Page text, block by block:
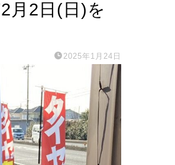
月2日(日)を
2025年1月24日